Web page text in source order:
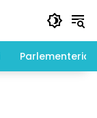
Parlementeria